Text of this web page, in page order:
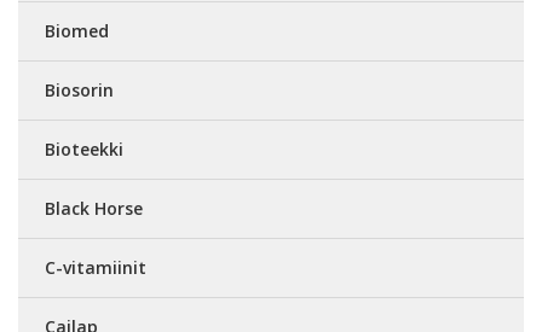
Biomed
Biosorin
Bioteekki
Black Horse
C-vitamiinit
Cailap